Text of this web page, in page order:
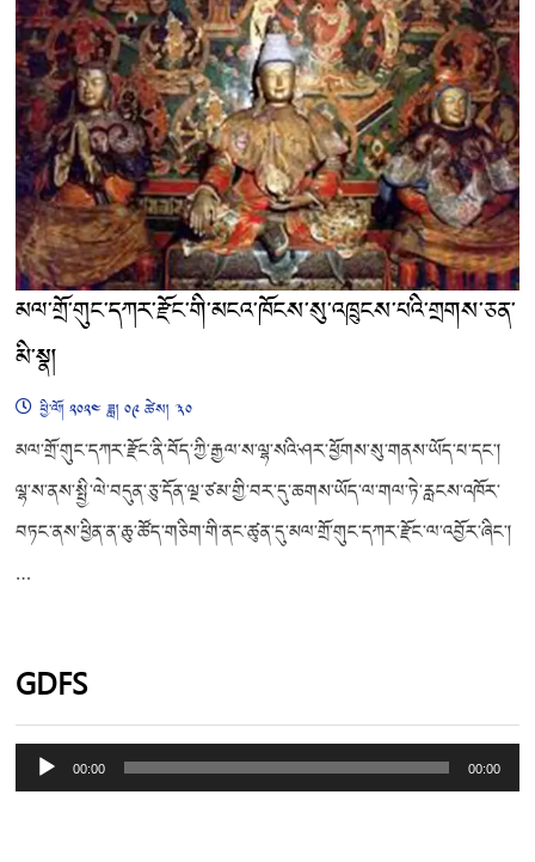
མལ་གྲོ་གུང་དཀར་རྫོང་གི་མངའ་ཁོངས་སུ་འཁྲུངས་པའི་གྲགས་ཅན་
མི་སྣ།
ཕྱི་ལོ། ༢༠༢༤ ཟླ། ༠༩ ཚེས། ༣༠
མལ་གྲོ་གུང་དཀར་རྫོང་ནི་བོད་ཀྱི་རྒྱལ་ས་ལྷ་སའི་ཤར་ཕྱོགས་སུ་གནས་ཡོད་པ་དང་།
ལྷ་ས་ནས་སྤྱི་ལེ་བདུན་ཅུ་དོན་ལྔ་ཙམ་གྱི་བར་དུ་ཆགས་ཡོད་ལ་གལ་ཏེ་རླངས་འཁོར་
བཏང་ནས་ཕྱིན་ན་ཆུ་ཚོད་གཅིག་གི་ནང་ཚུན་དུ་མལ་གྲོ་གུང་དཀར་རྫོང་ལ་འབྱོར་ཞིང་།
…
GDFS
Audio
Player
00:00 00:00